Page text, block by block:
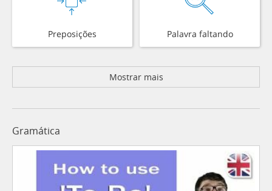
Preposições Palavra faltando
Mostrar mais
Gramática